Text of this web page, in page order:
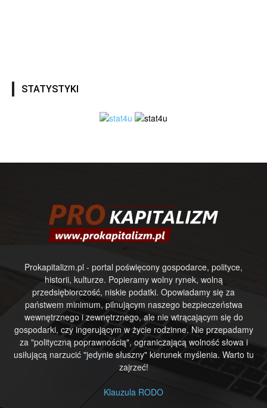
STATYSTYKI
Prokapitalizm.pl - portal poświęcony gospodarce, polityce,
historii, kulturze. Popieramy wolny rynek, wolną
przedsiębiorczość, niskie podatki. Opowiadamy się za
państwem minimum, pilnującym naszego bezpieczeństwa
wewnętrznego i zewnętrznego, ale nie wtrącającym się do
gospodarki, czy ingerującym w życie rodzinne. Nie przepadamy
za "polityczną poprawnością", ograniczającą wolność słowa i
usiłującą narzucić "jedynie słuszny" kierunek myślenia. Warto tu
zajrzeć!
Klauzula RODO